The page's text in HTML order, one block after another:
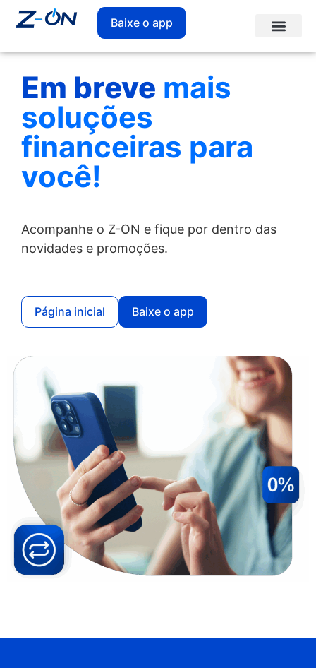
Baixe o app
Em breve mais
soluções
financeiras para
você!
Acompanhe o Z-ON e fique por dentro das
novidades e promoções.
Página inicial Baixe o app